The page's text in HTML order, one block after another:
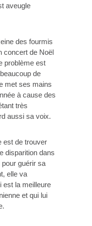
aveugle
des fourmis
concert de Noël
problème est
de
met ses mains
à cause des
très
aussi sa voix.
est de trouver
disparition dans
guérir sa
elle va
est la meilleure
et qui lui